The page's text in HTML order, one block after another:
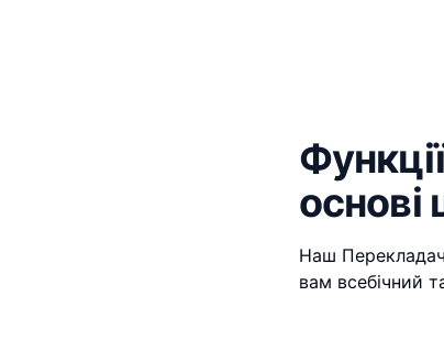
основі
Наш Перекладач
вам всебічний